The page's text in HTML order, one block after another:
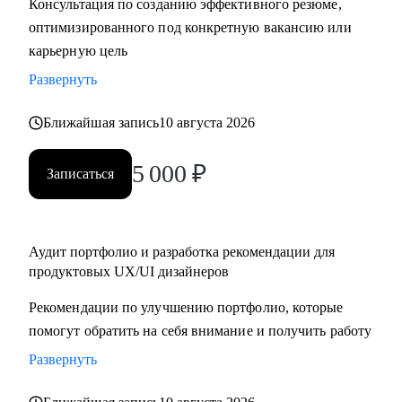
Консультация по созданию эффективного резюме,
оптимизированного под конкретную вакансию или
карьерную цель
Развернуть
Ближайшая запись10 августа 2026
Записаться 5 000 ₽
Аудит портфолио и разработка рекомендации для
продуктовых UX/UI дизайнеров
Рекомендации по улучшению портфолио, которые
помогут обратить на себя внимание и получить работу
Развернуть